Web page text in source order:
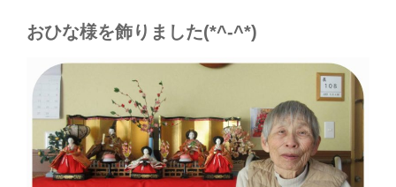
おひな様を飾りました(*^-^*)